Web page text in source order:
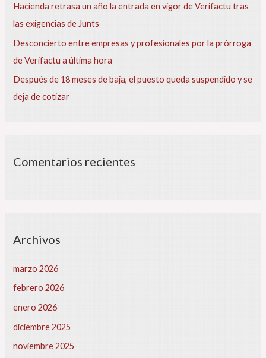
Hacienda retrasa un año la entrada en vigor de Verifactu tras
las exigencias de Junts
Desconcierto entre empresas y profesionales por la prórroga
de Verifactu a última hora
Después de 18 meses de baja, el puesto queda suspendido y se
deja de cotizar
Comentarios recientes
Archivos
marzo 2026
febrero 2026
enero 2026
diciembre 2025
noviembre 2025